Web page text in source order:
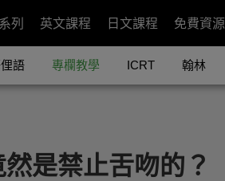
列 英文課程 日文課程 免費資源
語 專欄教學 ICRT 翰林
是禁止舌吻的？